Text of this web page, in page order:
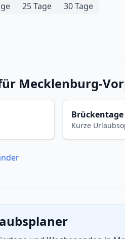
25 Tage
30 Tage
Mecklenburg-
Brückentage
Kurze